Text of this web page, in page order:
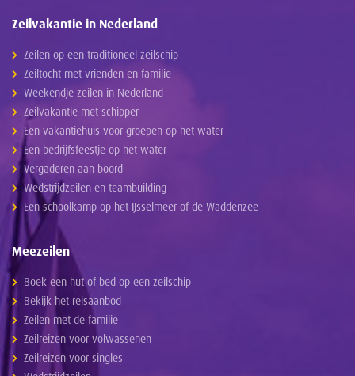
Zeilvakantie in Nederland
Zeilen op een traditioneel zeilschip
Zeiltocht met vrienden en familie
Weekendje zeilen in Nederland
Zeilvakantie met schipper
Een vakantiehuis voor groepen op het water
Een bedrijfsfeestje op het water
Vergaderen aan boord
Wedstrijdzeilen en teambuilding
Een schoolkamp op het IJsselmeer of de Waddenzee
Meezeilen
Boek een hut of bed op een zeilschip
Bekijk het reisaanbod
Zeilen met de familie
Zeilreizen voor volwassenen
Zeilreizen voor singles